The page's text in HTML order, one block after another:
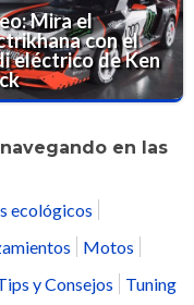
Mira el
con el
eléctrico de Ken
en las
ecológicos
Motos
y Consejos Tuning